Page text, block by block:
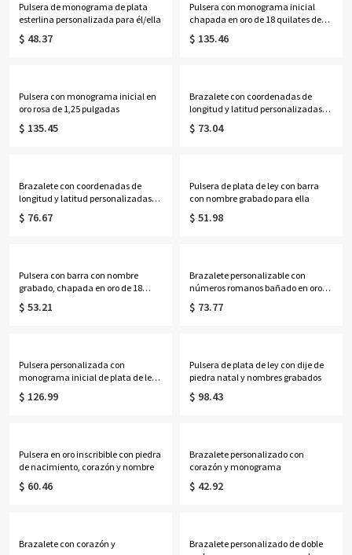
Pulsera de monograma de plata
esterlina personalizada para él/ella
$ 48.37
Pulsera con monograma inicial
chapada en oro de 18 quilates de
1,25 pulgadas
$ 135.46
Pulsera con monograma inicial en
oro rosa de 1,25 pulgadas
$ 135.45
Brazalete con coordenadas de
longitud y latitud personalizadas
grabadas
$ 73.04
Brazalete con coordenadas de
longitud y latitud personalizadas
grabadas bañado en oro de 18
quilates
$ 76.67
Pulsera de plata de ley con barra
con nombre grabado para ella
$ 51.98
Pulsera con barra con nombre
grabado, chapada en oro de 18
quilates
$ 53.21
Brazalete personalizable con
números romanos bañado en oro
de 18 quilates
$ 73.77
Pulsera personalizada con
monograma inicial de plata de ley
de 1,25 pulgadas
$ 126.99
Pulsera de plata de ley con dije de
piedra natal y nombres grabados
$ 98.43
Pulsera en oro inscribible con piedra
de nacimiento, corazón y nombre
$ 60.46
Brazalete personalizado con
corazón y monograma
$ 42.92
Brazalete con corazón y
Brazalete personalizado de doble